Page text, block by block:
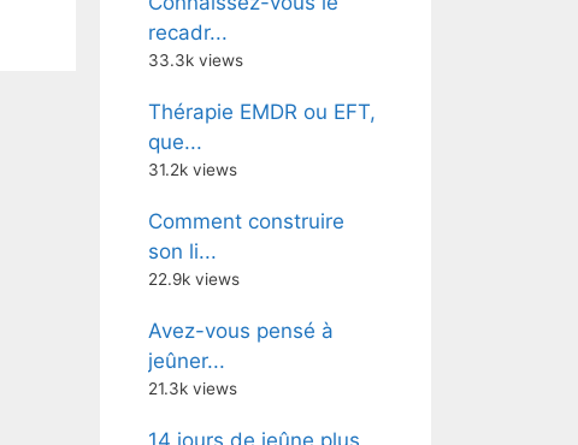
recadr...
33.3k views
Thérapie EMDR ou EFT,
que...
31.2k views
Comment construire
son li...
22.9k views
Avez-vous pensé à
jeûner...
21.3k views
14 jours de jeûne plus